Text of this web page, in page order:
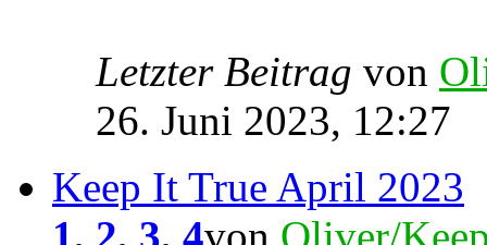
Letzter Beitrag von
26. Juni 2023, 12:27
Keep It True April 2023
1 , 2, 3, 4von Oliver/